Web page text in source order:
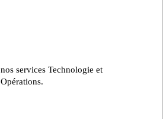
nos services Technologie et
Opérations.